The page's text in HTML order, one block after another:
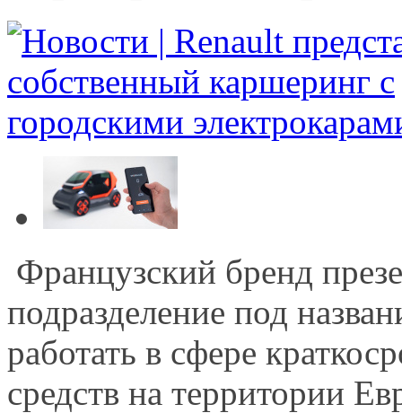
Французский бренд
подразделение под
работать в сфере
средств на территории